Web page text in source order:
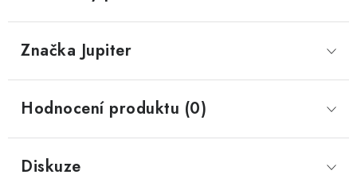
Značka Jupiter
Hodnocení produktu (0)
Diskuze